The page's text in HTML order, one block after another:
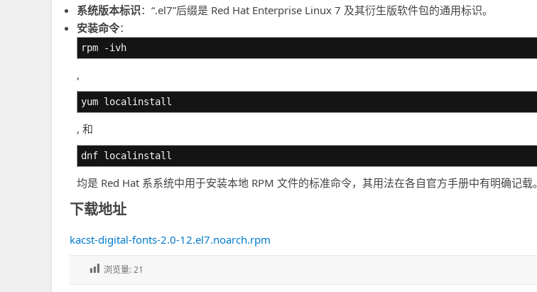
系统版本标识：“.el7”后缀是 Red Hat Enterprise Linux 7 及其衍生版软件包的通用标识。
安装命令：
rpm -ivh
,
yum localinstall
, 和
dnf localinstall
均是 Red Hat 系系统中用于安装本地 RPM 文件的标准命令，其用法在各自官方手册中有明确记载。
下载地址
kacst-digital-fonts-2.0-12.el7.noarch.rpm
浏览量:21